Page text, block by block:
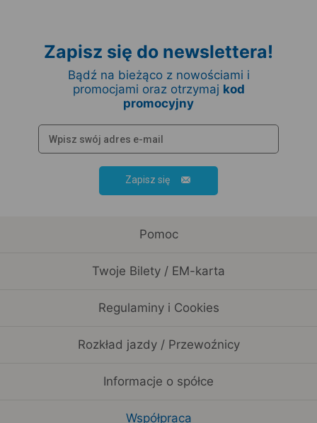
Zapisz się do newslettera!
Bądź na bieżąco z nowościami i
promocjami oraz otrzymaj kod
promocyjny
Zapisz się
Pomoc
Twoje Bilety / EM-karta
Regulaminy i Cookies
Rozkład jazdy / Przewoźnicy
Informacje o spółce
Współpraca